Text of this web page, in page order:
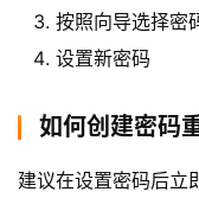
按照向导选择密
设置新密码
如何创建密码
建议在设置密码后立